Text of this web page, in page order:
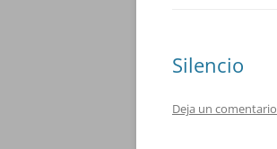
Silencio
Deja un comentario